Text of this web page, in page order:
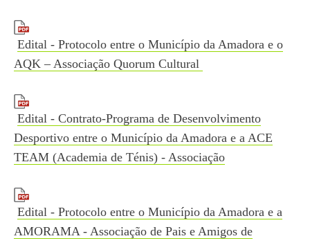
Edital - Protocolo entre o Município da Amadora e o
AQK – Associação Quorum Cultural
Edital - Contrato-Programa de Desenvolvimento
Desportivo entre o Município da Amadora e a ACE
TEAM (Academia de Ténis) - Associação
Edital - Protocolo entre o Município da Amadora e a
AMORAMA - Associação de Pais e Amigos de